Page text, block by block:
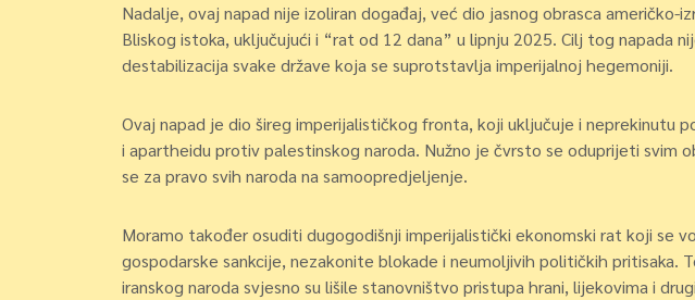
Nadalje, ovaj napad nije izoliran događaj, već dio jasnog obrasca američko-
Bliskog istoka, uključujući i “rat od 12 dana” u lipnju 2025. Cilj tog napada
destabilizacija svake države koja se suprotstavlja imperijalnoj hegemoniji.
Ovaj napad je dio šireg imperijalističkog fronta, koji uključuje i neprekinutu
i apartheidu protiv palestinskog naroda. Nužno je čvrsto se oduprijeti svim
se za pravo svih naroda na samoopredjeljenje.
Moramo također osuditi dugogodišnji imperijalistički ekonomski rat koji se
gospodarske sankcije, nezakonite blokade i neumoljivih političkih pritisaka.
iranskog naroda svjesno su lišile stanovništvo pristupa hrani, lijekovima i